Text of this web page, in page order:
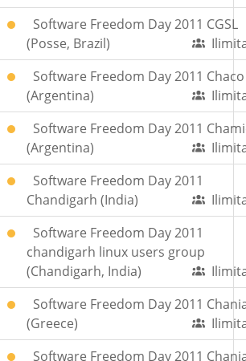
Software Freedom Day 2011 CGSL
(Posse, Brazil)
Software Freedom Day 2011 Chaco
(Argentina)
Software Freedom Day 2011
(Argentina)
Software Freedom Day 2011
Chandigarh (India)
Software Freedom Day 2011
chandigarh linux users group
(Chandigarh, India)
Software Freedom Day 2011
(Greece)
Software Freedom Day 2011